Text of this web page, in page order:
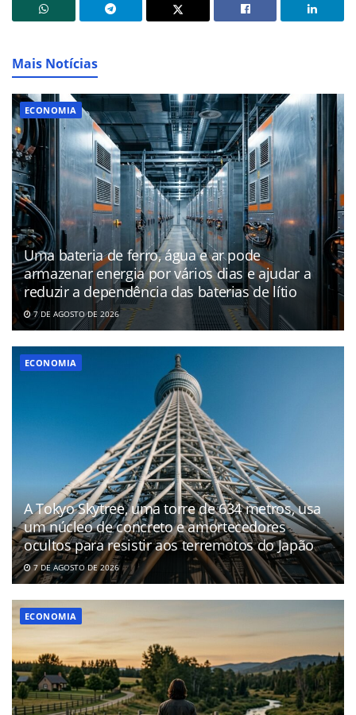
Mais Notícias
ECONOMIA
Uma bateria de ferro, água e ar pode
armazenar energia por vários dias e ajudar a
reduzir a dependência das baterias de lítio
7 DE AGOSTO DE 2026
ECONOMIA
A Tokyo Skytree, uma torre de 634 metros, usa
um núcleo de concreto e amortecedores
ocultos para resistir aos terremotos do Japão
7 DE AGOSTO DE 2026
ECONOMIA